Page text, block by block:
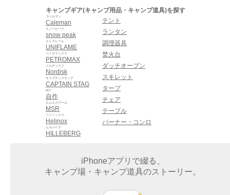
キャンプギア(キャンプ用品・キャンプ道具)を探す
Caleman
コールマン
snow peak
スノーピーク
UNIFLAME
ユニフレーム
PETROMAX
ペトロマックス
Nordisk
ノルディスク
CAPTAIN STAG
キャプテンスタッグ
自作
DIY
MSR
エムエスアール
Helinox
ヘリノックス
HILLEBERG
ヒルバーグ
テント
ランタン
調理器具
焚火台
ダッチオーブン
スキレット
タープ
チェア
テーブル
バーナー・コンロ
iPhoneアプリで綴る、
キャンプ場・キャンプ道具のストーリー。